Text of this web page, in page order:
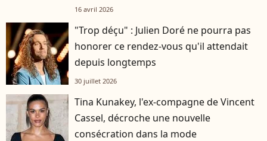
16 avril 2026
"Trop déçu" : Julien Doré ne pourra pas
honorer ce rendez-vous qu'il attendait
depuis longtemps
30 juillet 2026
Tina Kunakey, l'ex-compagne de Vincent
Cassel, décroche une nouvelle
consécration dans la mode